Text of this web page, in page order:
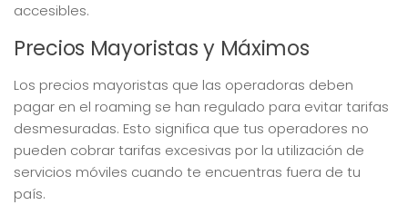
accesibles.
Precios Mayoristas y Máximos
Los precios mayoristas que las operadoras deben
pagar en el roaming se han regulado para evitar tarifas
desmesuradas. Esto significa que tus operadores no
pueden cobrar tarifas excesivas por la utilización de
servicios móviles cuando te encuentras fuera de tu
país.